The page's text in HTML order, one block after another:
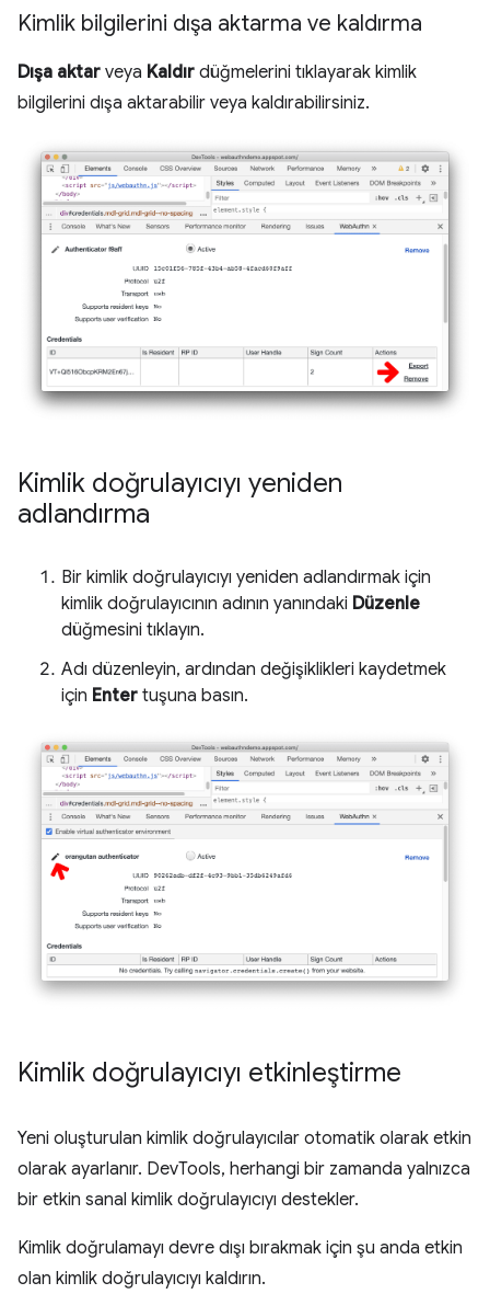
Kimlik bilgilerini dışa aktarma ve kaldırma
Dışa aktar veya Kaldır düğmelerini tıklayarak kimlik
bilgilerini dışa aktarabilir veya kaldırabilirsiniz.
Kimlik doğrulayıcıyı yeniden
adlandırma
Bir kimlik doğrulayıcıyı yeniden adlandırmak için
kimlik doğrulayıcının adının yanındaki Düzenle
düğmesini tıklayın.
Adı düzenleyin, ardından değişiklikleri kaydetmek
için Enter tuşuna basın.
Kimlik doğrulayıcıyı etkinleştirme
Yeni oluşturulan kimlik doğrulayıcılar otomatik olarak etkin
olarak ayarlanır. DevTools, herhangi bir zamanda yalnızca
bir etkin sanal kimlik doğrulayıcıyı destekler.
Kimlik doğrulamayı devre dışı bırakmak için şu anda etkin
olan kimlik doğrulayıcıyı kaldırın.